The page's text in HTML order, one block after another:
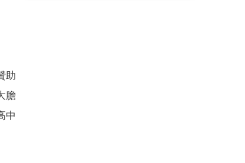
助
膽
中